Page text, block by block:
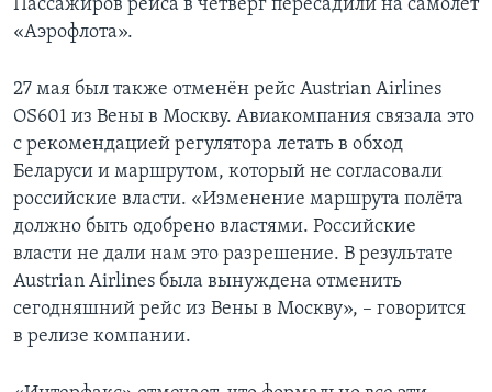
Пассажиров рейса в четверг пересадили на самолёт
«Аэрофлота».
27 мая был также отменён рейс Austrian Airlines
OS601 из Вены в Москву. Авиакомпания связала это
с рекомендацией регулятора летать в обход
Беларуси и маршрутом, который не согласовали
российские власти. «Изменение маршрута полёта
должно быть одобрено властями. Российские
власти не дали нам это разрешение. В результате
Austrian Airlines была вынуждена отменить
сегодняшний рейс из Вены в Москву», – говорится
в релизе компании.